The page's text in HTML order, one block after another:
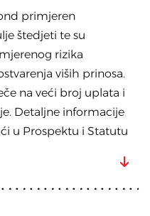
primjeren
štedjeti te su
rizika
viših prinosa.
na veći broj uplata i
Detaljne informacije
u Prospektu i Statutu